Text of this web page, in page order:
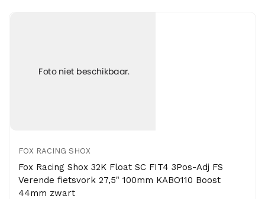
FOX RACING SHOX
Fox Racing Shox 32K Float SC FIT4 3Pos-Adj FS
Verende fietsvork 27,5" 100mm KABO110 Boost
44mm zwart